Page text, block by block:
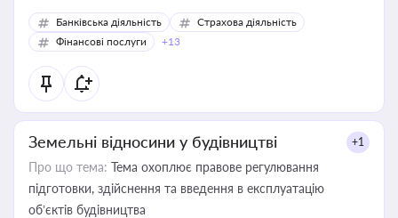
Банківська діяльність
Страхова діяльність
Фінансові послуги
+13
Земельні відносини у будівництві +1
Про що тема: Тема охоплює правове регулювання
підготовки, здійснення та введення в експлуатацію
об’єктів будівництва